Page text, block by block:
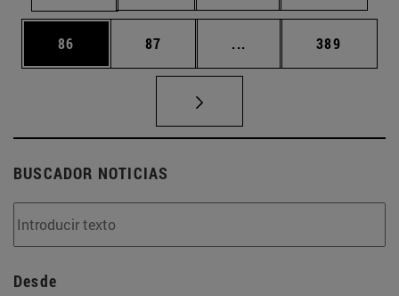
Página
86 Página
87 ... Páginas intermedias
Página
389
BUSCADOR NOTICIAS
Desde